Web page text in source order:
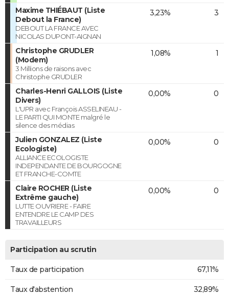
Maxime THIÉBAUT (Liste
Debout la France)
DEBOUT LA FRANCE AVEC
NICOLAS DUPONT-AIGNAN
3,23% 3
Christophe GRUDLER
(Modem)
3 Millions de raisons avec
Christophe GRUDLER
1,08% 1
Charles-Henri GALLOIS (Liste
Divers)
L'UPR avec François ASSELINEAU -
LE PARTI QUI MONTE malgré le
silence des médias
0,00% 0
Julien GONZALEZ (Liste
Ecologiste)
ALLIANCE ECOLOGISTE
INDEPENDANTE DE BOURGOGNE
ET FRANCHE-COMTE
0,00% 0
Claire ROCHER (Liste
Extrême gauche)
LUTTE OUVRIERE - FAIRE
ENTENDRE LE CAMP DES
TRAVAILLEURS
0,00% 0
Participation au scrutin
Taux de participation 67,11%
Taux d'abstention 32,89%